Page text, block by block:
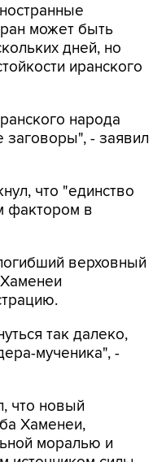
может быть
дней, но
иранского
народа
заговоры", - заявил
что "единство
фактором в
верховный
так далеко,
мученика", -
что новый
Хаменеи,
моралью и